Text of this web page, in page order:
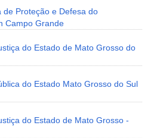
de Proteção e Defesa do
Campo Grande
do Estado de Mato Grosso do
do Estado Mato Grosso do Sul
do Estado de Mato Grosso -